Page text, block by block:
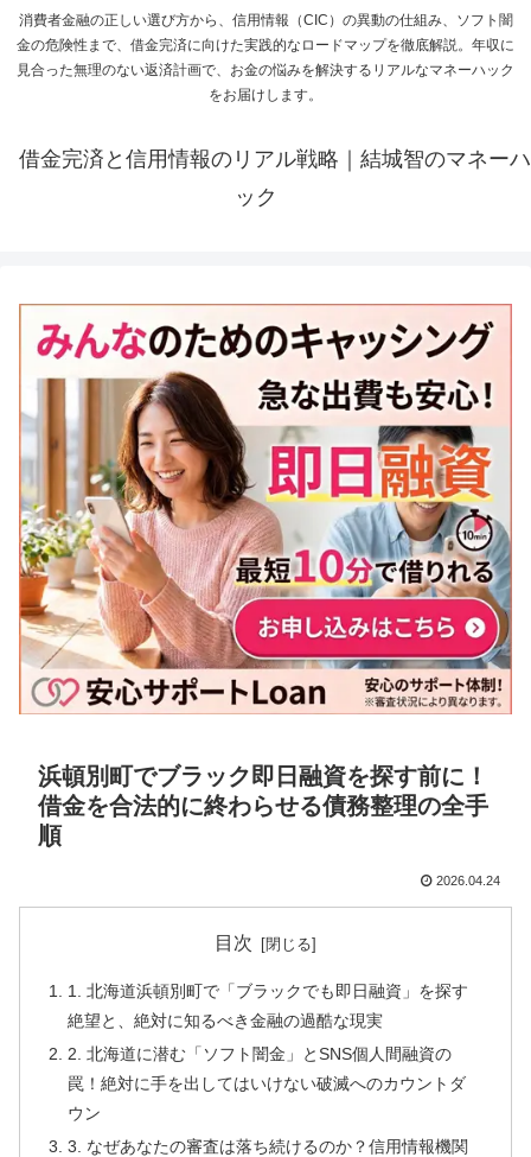
消費者金融の正しい選び方から、信用情報（CIC）の異動の仕組み、ソフト闇
金の危険性まで、借金完済に向けた実践的なロードマップを徹底解説。年収に
見合った無理のない返済計画で、お金の悩みを解決するリアルなマネーハック
をお届けします。
借金完済と信用情報のリアル戦略｜結城智のマネーハ
ック
浜頓別町でブラック即日融資を探す前に！
借金を合法的に終わらせる債務整理の全手
順
2026.04.24
目次
1. 北海道浜頓別町で「ブラックでも即日融資」を探す
絶望と、絶対に知るべき金融の過酷な現実
2. 北海道に潜む「ソフト闇金」とSNS個人間融資の
罠！絶対に手を出してはいけない破滅へのカウントダ
ウン
3. なぜあなたの審査は落ち続けるのか？信用情報機関